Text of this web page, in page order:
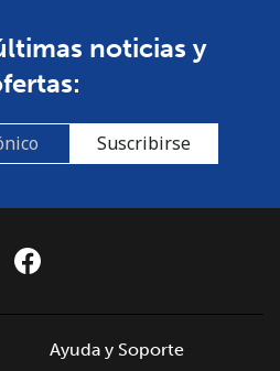
noticias y
Suscribirse
Ayuda y Soporte